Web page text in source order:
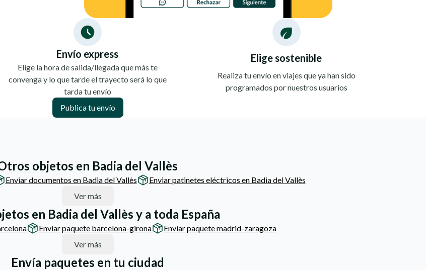
Envío express
Elige la hora de salida/llegada que más te
convenga y lo que tarde el trayecto será lo que
tarda tu envío
Elige sostenible
Realiza tu envío en viajes que ya han sido
programados por nuestros usuarios
Publica tu envío
objetos en Badia del Vallès
Enviar documentos en Badia del Vallès
Enviar patinetes eléctricos en Badia del Vallès
Ver más
en Badia del Vallès y a toda España
Enviar paquete barcelona-girona
Enviar paquete madrid-zaragoza
Ver más
Envía paquetes en tu ciudad